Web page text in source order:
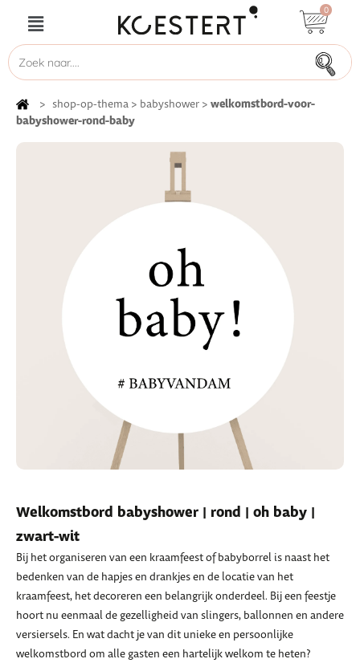
0
> shop-op-thema > babyshower > welkomstbord-voor-
babyshower-rond-baby
Welkomstbord babyshower | rond | oh baby |
zwart-wit
Bij het organiseren van een kraamfeest of babyborrel is naast het
bedenken van de hapjes en drankjes en de locatie van het
kraamfeest, het decoreren een belangrijk onderdeel. Bij een feestje
hoort nu eenmaal de gezelligheid van slingers, ballonnen en andere
versiersels. En wat dacht je van dit unieke en persoonlijke
welkomstbord om alle gasten een hartelijk welkom te heten?